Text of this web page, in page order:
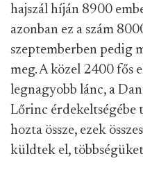
hajszál híján 8900
azonban ez a szám
szeptemberben pedig
meg. A közel 2400 fős
legnagyobb lánc, a
Lőrinc érdekeltségébe
hozta össze, ezek
küldtek el,